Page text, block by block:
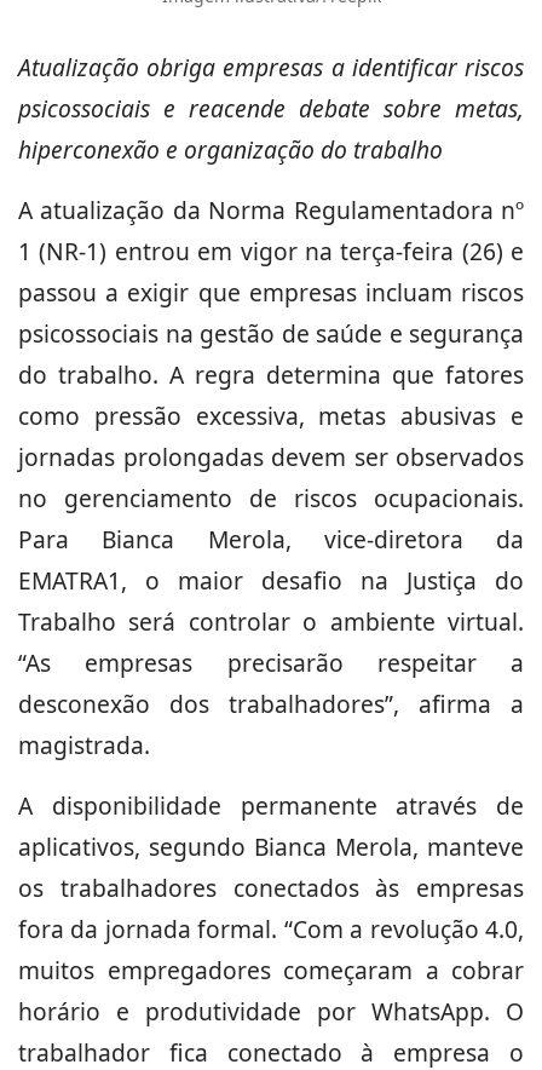
Atualização obriga empresas a identificar riscos
psicossociais e reacende debate sobre metas,
hiperconexão e organização do trabalho
A atualização da Norma Regulamentadora nº
1 (NR-1) entrou em vigor na terça-feira (26) e
passou a exigir que empresas incluam riscos
psicossociais na gestão de saúde e segurança
do trabalho. A regra determina que fatores
como pressão excessiva, metas abusivas e
jornadas prolongadas devem ser observados
no gerenciamento de riscos ocupacionais.
Para Bianca Merola, vice-diretora da
EMATRA1, o maior desafio na Justiça do
Trabalho será controlar o ambiente virtual.
“As empresas precisarão respeitar a
desconexão dos trabalhadores”, afirma a
magistrada.
A disponibilidade permanente através de
aplicativos, segundo Bianca Merola, manteve
os trabalhadores conectados às empresas
fora da jornada formal. “Com a revolução 4.0,
muitos empregadores começaram a cobrar
horário e produtividade por WhatsApp. O
trabalhador fica conectado à empresa o